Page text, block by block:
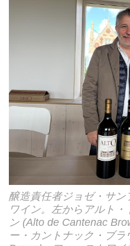
醸造責任者ジョゼ・サン
ワイン。左からアルト
ン (Alto de Cantenac
ー・カントナック・ブ